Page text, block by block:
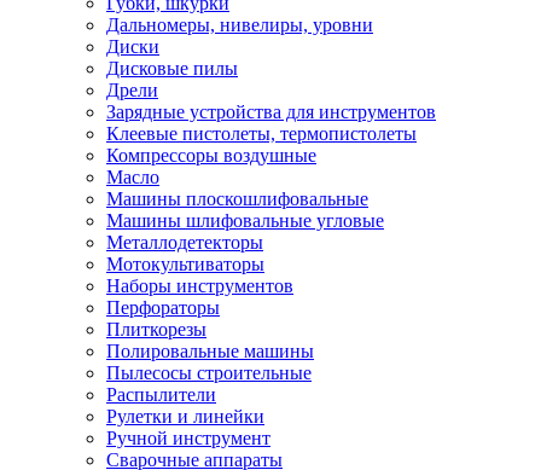
Дальномеры, нивелиры, уровни
Диски
Дисковые пилы
Дрели
Зарядные устройства для инструментов
Клеевые пистолеты, термопистолеты
Компрессоры воздушные
Масло
Машины плоскошлифовальные
Машины шлифовальные угловые
Металлодетекторы
Мотокультиваторы
Наборы инструментов
Перфораторы
Плиткорезы
Полировальные машины
Пылесосы строительные
Распылители
Рулетки и линейки
Ручной инструмент
Сварочные аппараты